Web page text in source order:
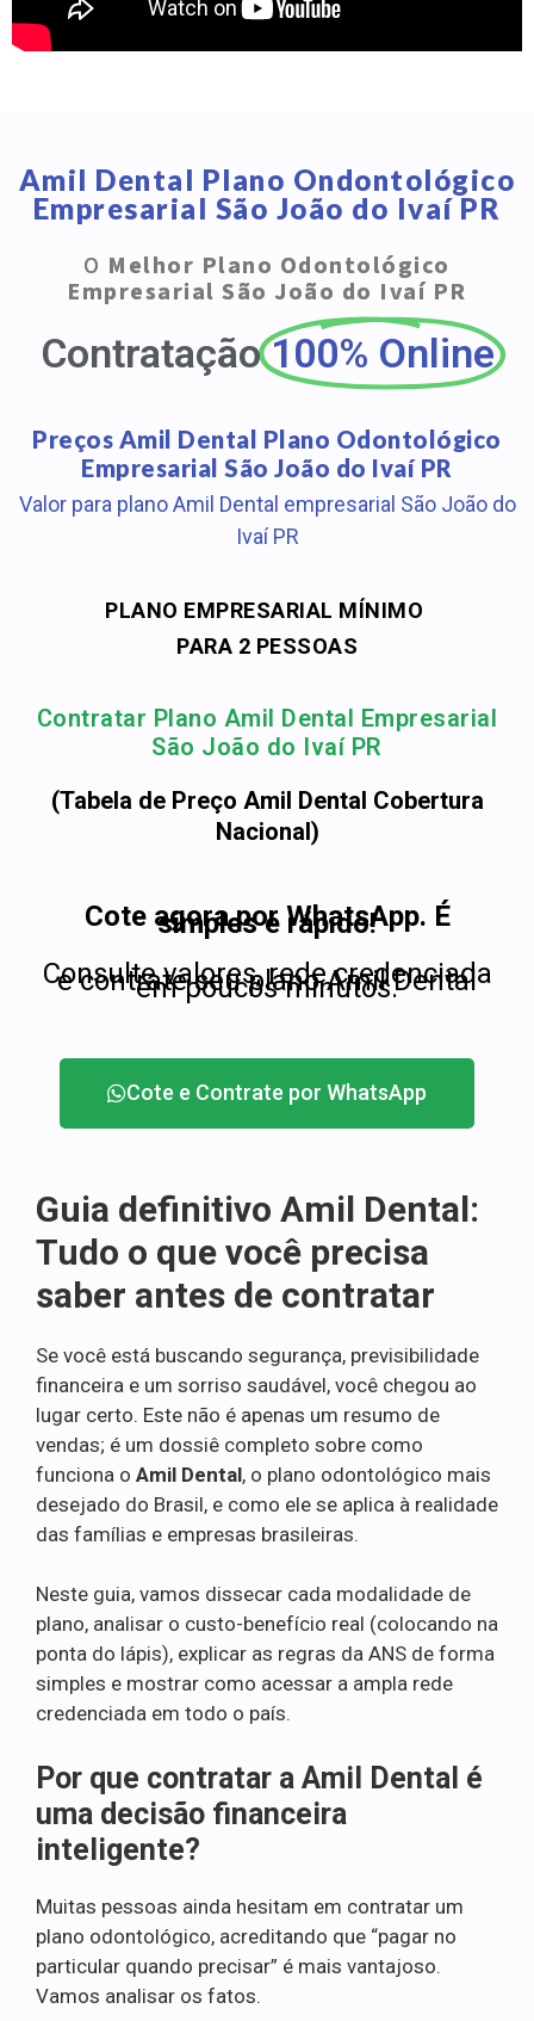
Amil Dental Plano Ondontológico
Empresarial São João do Ivaí PR
O Melhor Plano Odontológico
Empresarial São João do Ivaí PR
Contratação 100% Online
Preços Amil Dental Plano Odontológico
Empresarial São João do Ivaí PR
Valor para plano Amil Dental empresarial São João do
Ivaí PR
PLANO EMPRESARIAL MÍNIMO
PARA 2 PESSOAS
Contratar Plano Amil Dental Empresarial
São João do Ivaí PR
(Tabela de Preço Amil Dental Cobertura
Nacional)
Cote agora por WhatsApp. É
simples e rápido!
Consulte valores, rede credenciada
e contrate seu plano Amil Dental
em poucos minutos.
Cote e Contrate por WhatsApp
Guia definitivo Amil Dental:
Tudo o que você precisa
saber antes de contratar
Se você está buscando segurança, previsibilidade
financeira e um sorriso saudável, você chegou ao
lugar certo. Este não é apenas um resumo de
vendas; é um dossiê completo sobre como
funciona o Amil Dental, o plano odontológico mais
desejado do Brasil, e como ele se aplica à realidade
das famílias e empresas brasileiras.
Neste guia, vamos dissecar cada modalidade de
plano, analisar o custo-benefício real (colocando na
ponta do lápis), explicar as regras da ANS de forma
simples e mostrar como acessar a ampla rede
credenciada em todo o país.
Por que contratar a Amil Dental é
uma decisão financeira
inteligente?
Muitas pessoas ainda hesitam em contratar um
plano odontológico, acreditando que “pagar no
particular quando precisar” é mais vantajoso.
Vamos analisar os fatos.